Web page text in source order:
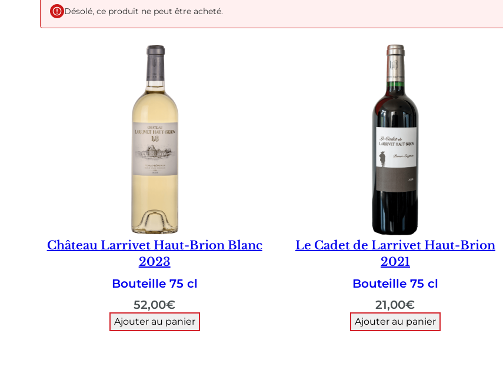
Désolé, ce produit ne peut être acheté.
Château Larrivet Haut-Brion Blanc
2023
Bouteille 75 cl
52,00€
Ajouter au panier
Le Cadet de Larrivet Haut-Brion
2021
Bouteille 75 cl
21,00€
Ajouter au panier